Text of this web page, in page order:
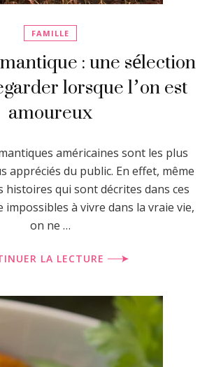
FAMILLE
: une sélection
lorsque l’on est
amoureux
américaines sont les plus
appréciés du public. En effet, même
histoires qui sont décrites dans ces
à vivre dans la vraie vie,
on ne …
LA LECTURE